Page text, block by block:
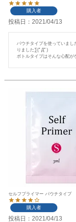
購入者
投稿日 2021/04/13
パウチタイプを使っていま
りました∑(ﾟДﾟ)
ボトルタイプはそんな心配が
セルフプライマー パウチタイプ
購入者
投稿日 2021/04/13